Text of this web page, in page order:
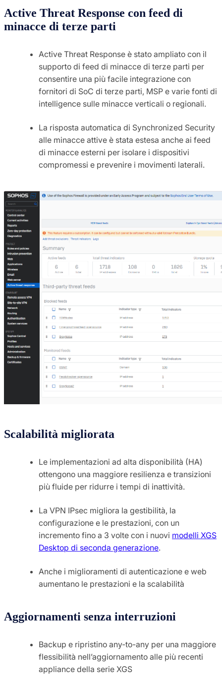
Active Threat Response con feed di
minacce di terze parti
Active Threat Response è stato ampliato con il
supporto di feed di minacce di terze parti per
consentire una più facile integrazione con
fornitori di SoC di terze parti, MSP e varie fonti di
intelligence sulle minacce verticali o regionali.
La risposta automatica di Synchronized Security
alle minacce attive è stata estesa anche ai feed
di minacce esterni per isolare i dispositivi
compromessi e prevenire i movimenti laterali.
Scalabilità migliorata
Le implementazioni ad alta disponibilità (HA)
ottengono una maggiore resilienza e transizioni
più fluide per ridurre i tempi di inattività.
La VPN IPsec migliora la gestibilità, la
configurazione e le prestazioni, con un
incremento fino a 3 volte con i nuovi modelli XGS
Desktop di seconda generazione.
Anche i miglioramenti di autenticazione e web
aumentano le prestazioni e la scalabilità
Aggiornamenti senza interruzioni
Backup e ripristino any-to-any per una maggiore
flessibilità nell’aggiornamento alle più recenti
appliance della serie XGS